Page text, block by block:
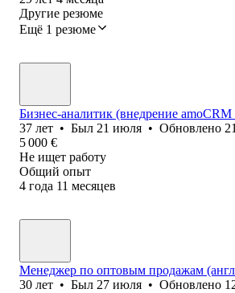
Другие резюме
Ещё 1 резюме
Бизнес-аналитик (внедрение amoCRM
37 лет • Был 21 июля • Обновлено
5 000 €
Не ищет работу
Общий опыт
4 года 11 месяцев
Менеджер по оптовым продажам
30 лет • Был 27 июля • Обновлено